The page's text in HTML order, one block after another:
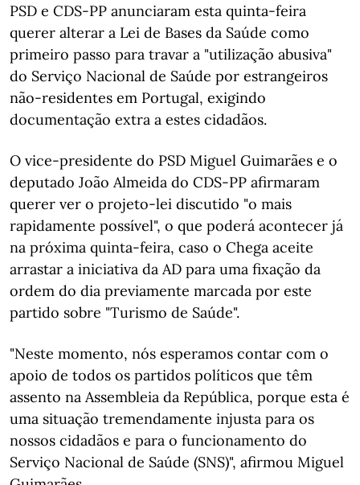
PSD e CDS-PP anunciaram esta quinta-feira
querer alterar a Lei de Bases da Saúde como
primeiro passo para travar a "utilização abusiva"
do Serviço Nacional de Saúde por estrangeiros
não-residentes em Portugal, exigindo
documentação extra a estes cidadãos.
O vice-presidente do PSD Miguel Guimarães e o
deputado João Almeida do CDS-PP afirmaram
querer ver o projeto-lei discutido "o mais
rapidamente possível", o que poderá acontecer já
na próxima quinta-feira, caso o Chega aceite
arrastar a iniciativa da AD para uma fixação da
ordem do dia previamente marcada por este
partido sobre "Turismo de Saúde".
"Neste momento, nós esperamos contar com o
apoio de todos os partidos políticos que têm
assento na Assembleia da República, porque esta é
uma situação tremendamente injusta para os
nossos cidadãos e para o funcionamento do
Serviço Nacional de Saúde (SNS)", afirmou Miguel